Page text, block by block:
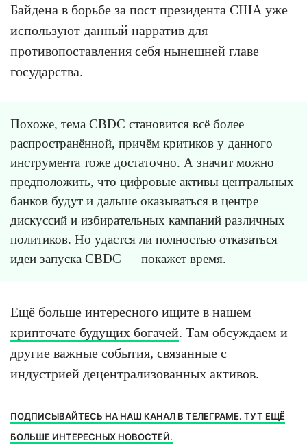
Байдена в борьбе за пост президента США уже
используют данный нарратив для
противопоставления себя нынешней главе
государства.
Похоже, тема CBDC становится всё более
распространённой, причём критиков у данного
инструмента тоже достаточно. А значит можно
предположить, что цифровые активы центральных
банков будут и дальше оказываться в центре
дискуссий и избирательных кампаний различных
политиков. Но удастся ли полностью отказаться
идеи запуска CBDC — покажет время.
Ещё больше интересного ищите в нашем
крипточате будущих богачей. Там обсуждаем и
другие важные события, связанные с
индустрией децентрализованных активов.
ПОДПИСЫВАЙТЕСЬ НА НАШ КАНАЛ В ТЕЛЕГРАМЕ. ТУТ ЕЩЁ
БОЛЬШЕ ИНТЕРЕСНЫХ НОВОСТЕЙ.